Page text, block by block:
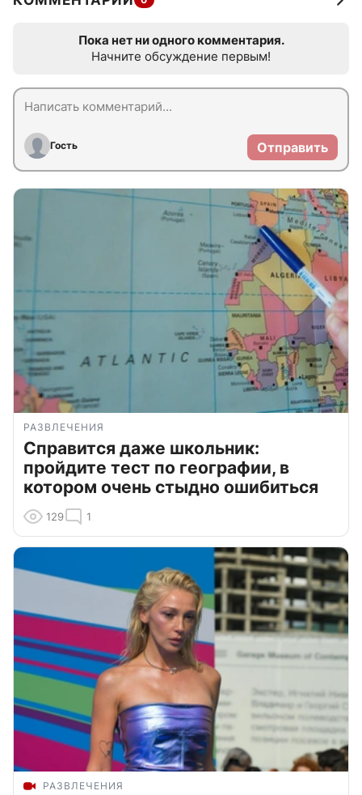
Пока нет ни одного комментария.
Начните обсуждение первым!
Гость Отправить
РАЗВЛЕЧЕНИЯ
Справится даже школьник:
пройдите тест по географии, в
котором очень стыдно ошибиться
129 1
РАЗВЛЕЧЕНИЯ